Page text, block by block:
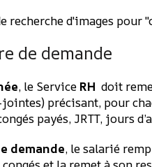
de demande
, le ServiceRH doit
précisant, pour
payés, JRTT, jours
demande, le salarié